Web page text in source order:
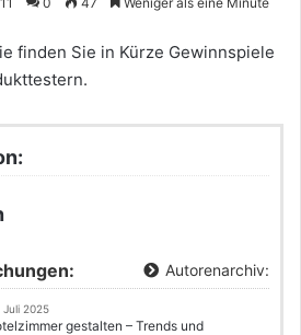
finden Sie in Kürze Gewinnspiele
Autorenarchiv:
Juli 2025
gestalten – Trends und